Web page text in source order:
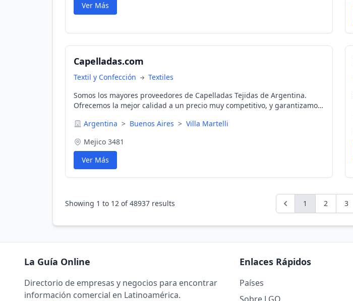
Ver Más
Capelladas.com
Textil y Confección
Textiles
Somos los mayores proveedores de Capelladas Tejidas de Argentina.
Ofrecemos la mejor calidad a un precio muy competitivo, y garantizamos
pedido. Contamos con un stock permanente de 20,000 pares.
Argentina > Buenos Aires > Villa Martelli
Mejico 3481
Ver Más
Showing 1 to 12 of48937 results 1 2 3
La Guía Online
Directorio de empresas y negocios para encontrar
información comercial en Latinoamérica.
Enlaces Rápidos
Países